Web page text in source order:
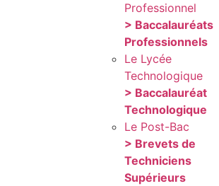
Professionnel
> Baccalauréats
Professionnels
Le Lycée
Technologique
> Baccalauréat
Technologique
Le Post-Bac
> Brevets de
Techniciens
Supérieurs